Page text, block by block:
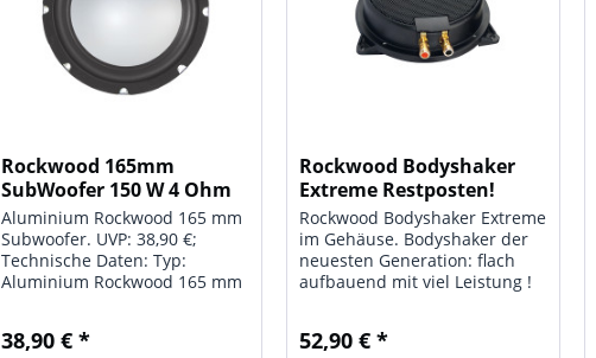
Rockwood 165mm
SubWoofer 150 W 4 Ohm
mit...
Aluminium Rockwood 165 mm
Subwoofer. UVP: 38,90 €;
Technische Daten: Typ:
Aluminium Rockwood 165 mm
Impedanz: 4 Ohm;
38,90 € *
Rockwood Bodyshaker
Extreme Restposten!
Nur...
Rockwood Bodyshaker Extreme
im Gehäuse. Bodyshaker der
neuesten Generation: flach
aufbauend mit viel Leistung !
zum absoluten Feeling
52,90 € *